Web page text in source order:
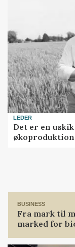
LEDER
Det er en
økoproduktion
BUSINESS
Fra mark til
marked for